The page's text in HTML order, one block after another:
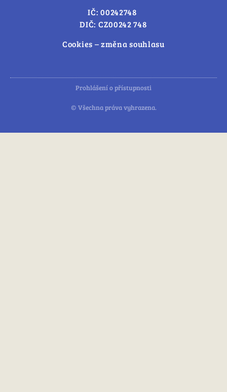
IČ: 00242748
DIČ: CZ00242 748
Cookies – změna souhlasu
Prohlášení o přístupnosti
© Všechna práva vyhrazena.